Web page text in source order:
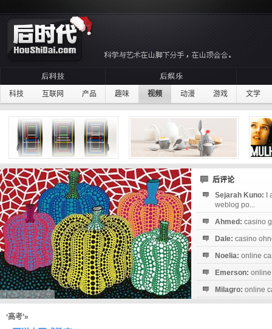
科技 互联网 产品 趣味 视频 动漫 游戏 文学
后评论
Sejarah Kuno:
weblog po...
Ahmed: casino
Dale: casino
Noelia: online
Emerson:
Milagro: online
‘高考’»